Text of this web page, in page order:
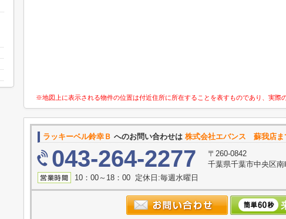
※地図上に表示される物件の位置は付近住所に所在することを表すものであり、実際
ラッキーベル鈴幸Ｂ へのお問い合わせは 株式会社エバンス 蘇我店ま
043-264-2277
〒260-0842
千葉県千葉市中央区
10：00～18：00 定休日:毎週水曜日